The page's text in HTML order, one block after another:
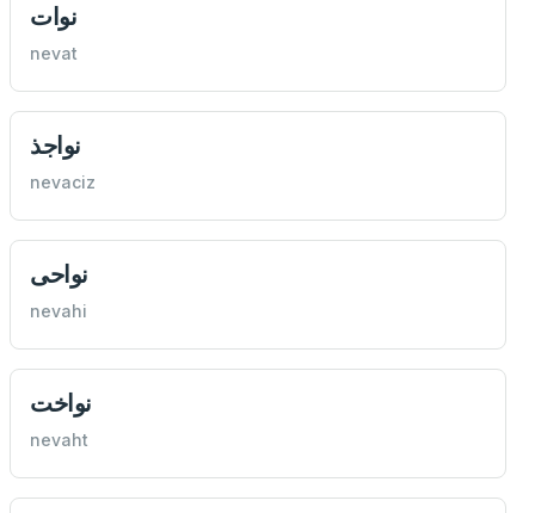
نوات
nevat
نواجذ
nevaciz
نواحی
nevahi
نواخت
nevaht